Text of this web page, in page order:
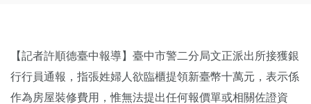
【記者許順德臺中報導】臺中市警二分局文正派出所接獲銀
行行員通報，指張姓婦人欲臨櫃提領新臺幣十萬元，表示係
作為房屋裝修費用，惟無法提出任何報價單或相關佐證資